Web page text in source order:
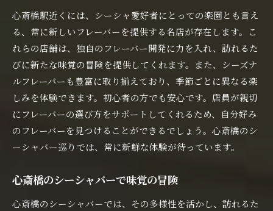
心斎橋駅近くには、シーシャ愛好者にとっての楽園とも言え
る、常に新しいフレーバーを提供する名店が存在します。こ
れらの店舗は、独自のフレーバー開発に力を入れ、訪れるた
びに新たな味覚の冒険を提供してくれます。また、シーズナ
ルフレーバーも豊富に取り揃えており、季節ごとに異なる楽
しみを体験できます。初心者の方でも安心です。店員が親切
にフレーバーの選び方をサポートしてくれるため、自分好み
のフレーバーを見つけることができるでしょう。心斎橋のシ
ーシャバー巡りでは、常に新鮮な体験が待っています。
心斎橋のシーシャバーで味覚の冒険
心斎橋のシーシャバーでは、その多様性を活かし、訪れるた